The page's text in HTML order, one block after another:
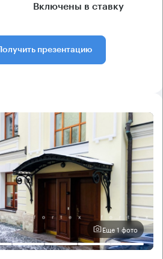
Включены в ставку
Получить презентацию
Еще 1 фото